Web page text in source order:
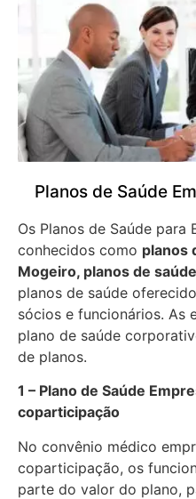
Planos de Saúde
Os Planos de Saúde para
conhecidos como planos
Mogeiro, planos de
planos de saúde
sócios e funcionários. As
plano de saúde
de planos.
1 – Plano de Saúde
coparticipação
No convênio médico
coparticipação, os
parte do valor do plano,